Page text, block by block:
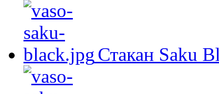
Стакан Saku